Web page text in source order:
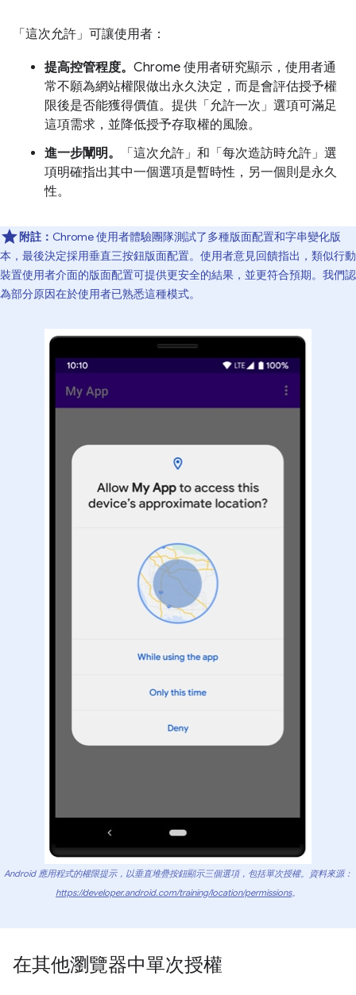
「這次允許」 可讓使用者：
提高控管程度。 Chrome 使用者研究顯示，使用者通
常不願為網站權限做出永久決定，而是會評估授予權
限後是否能獲得價值。提供「允許一次」選項可滿足
這項需求，並降低授予存取權的風險。
進一步闡明。
「這次允許」 和「每次造訪時允許」 選
項明確指出其中一個選項是暫時性，另一個則是永久
性。
附註： Chrome 使用者體驗團隊測試了多種版面配置和字串變化版
本，最後決定採用垂直三按鈕版面配置。使用者意見回饋指出，類似行動
裝置使用者介面的版面配置可提供更安全的結果，並更符合預期。我們認
為部分原因在於使用者已熟悉這種模式。
Android 應用程式的權限提示，以垂直堆疊按鈕顯示三個選項，包括單次授權。資料來源：
https://developer.android.com/training/location/permissions。
在其他瀏覽器中單次授權